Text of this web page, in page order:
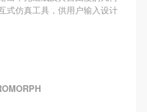
式仿真工具，供用户输入设计